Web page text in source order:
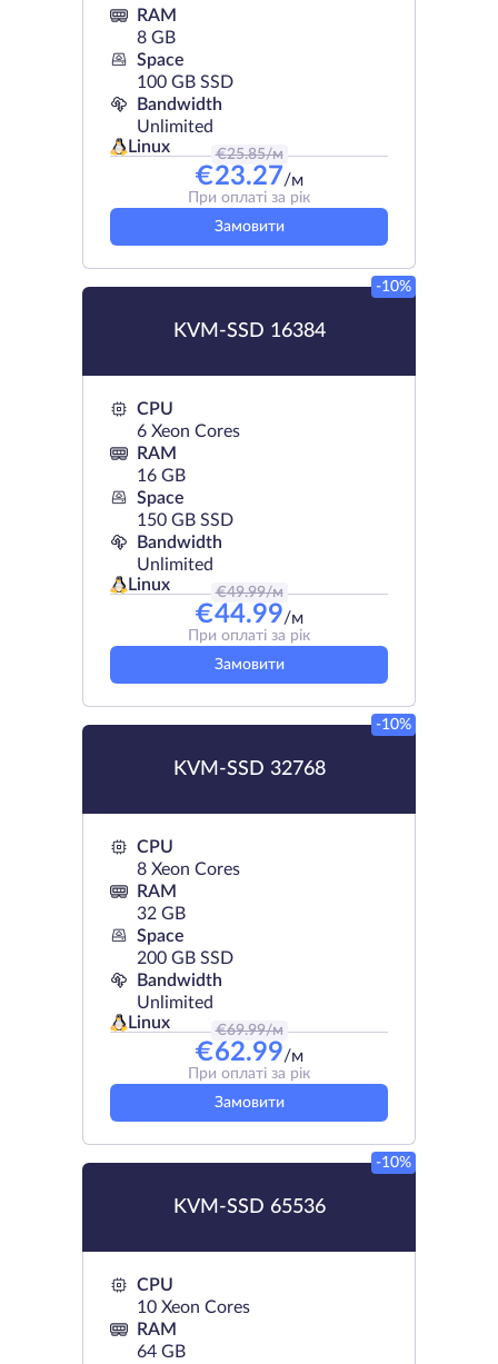
RAM
8 GB
Space
100 GB SSD
Bandwidth
Unlimited
Linux
€25.85/м
€23.27/м
При оплаті за рік
Замовити
KVM-SSD 16384
-10%
CPU
6 Xeon Cores
RAM
16 GB
Space
150 GB SSD
Bandwidth
Unlimited
Linux
€49.99/м
€44.99/м
При оплаті за рік
Замовити
KVM-SSD 32768
-10%
CPU
8 Xeon Cores
RAM
32 GB
Space
200 GB SSD
Bandwidth
Unlimited
Linux
€69.99/м
€62.99/м
При оплаті за рік
Замовити
KVM-SSD 65536
-10%
CPU
10 Xeon Cores
RAM
64 GB